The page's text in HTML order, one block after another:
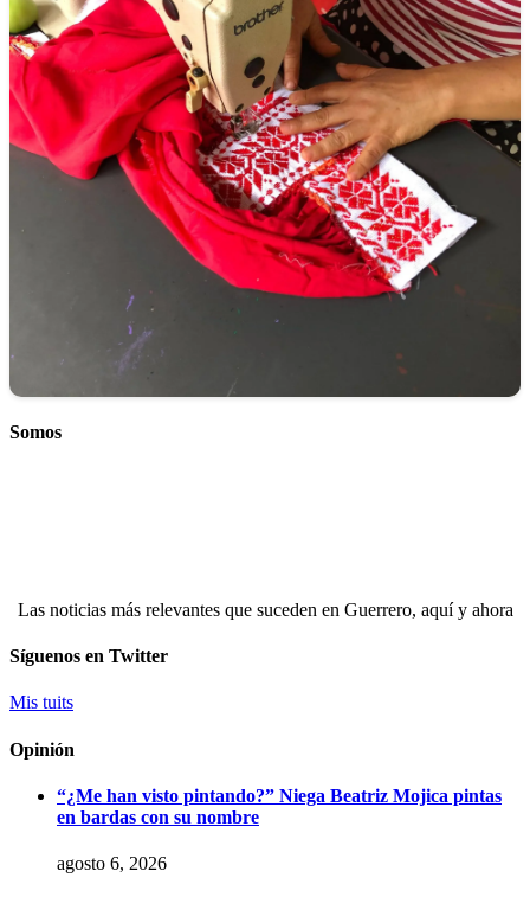
Somos
Las noticias más relevantes que suceden en Guerrero, aquí y ahora
Síguenos en Twitter
Mis tuits
Opinión
“¿Me han visto pintando?” Niega Beatriz Mojica pintas
en bardas con su nombre
agosto 6, 2026